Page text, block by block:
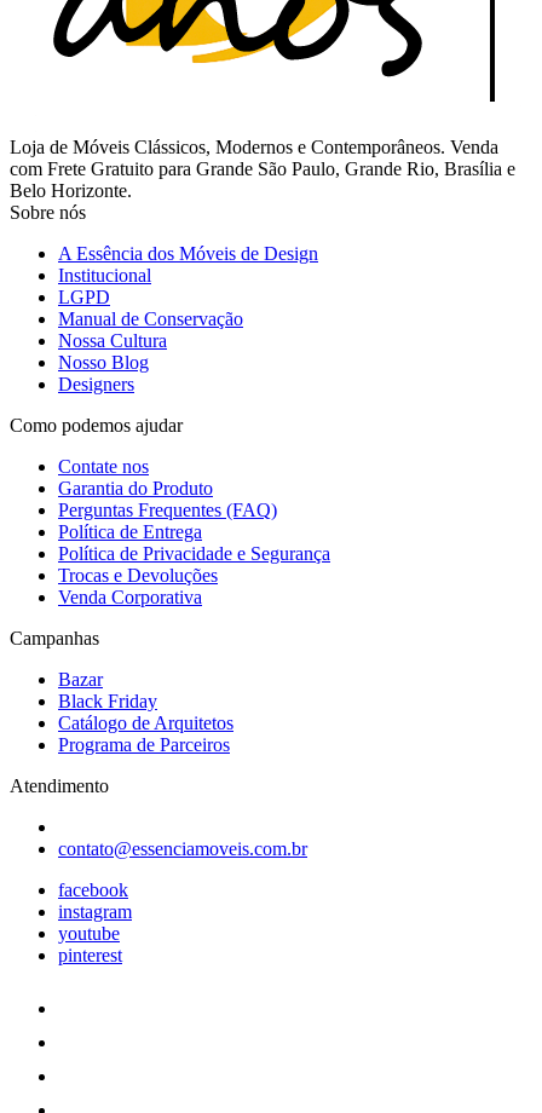
Loja de Móveis Clássicos, Modernos e Contemporâneos. Venda
com Frete Gratuito para Grande São Paulo, Grande Rio, Brasília e
Belo Horizonte.
Sobre nós
A Essência dos Móveis de Design
Institucional
LGPD
Manual de Conservação
Nossa Cultura
Nosso Blog
Designers
Como podemos ajudar
Contate nos
Garantia do Produto
Perguntas Frequentes (FAQ)
Política de Entrega
Política de Privacidade e Segurança
Trocas e Devoluções
Venda Corporativa
Campanhas
Bazar
Black Friday
Catálogo de Arquitetos
Programa de Parceiros
Atendimento
contato@essenciamoveis.com.br
facebook
instagram
youtube
pinterest